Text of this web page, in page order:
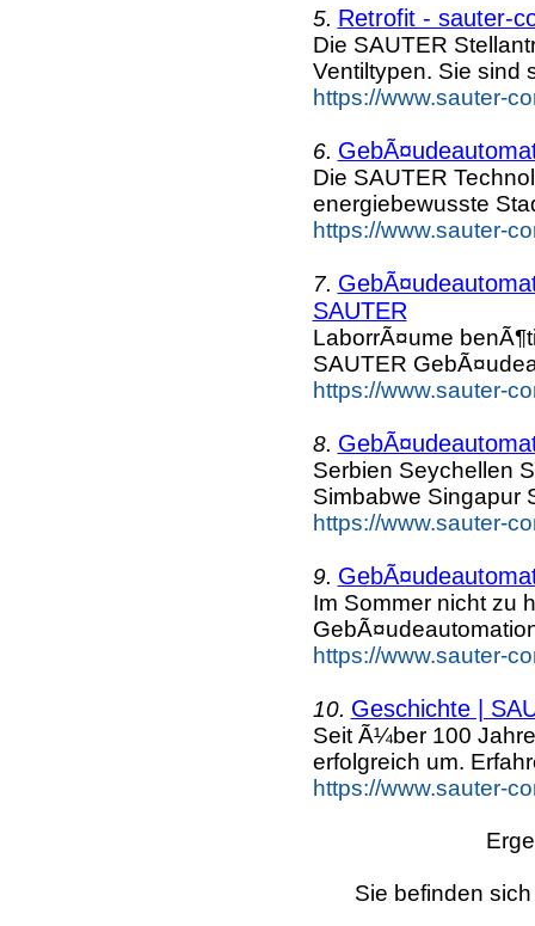
5. Retrofit - sauter-
Die SAUTER
Ventiltypen. Sie sind
https://www.sauter-
6.
Die SAUTER
energiebewusste
https://www.sauter-
7.
SAUTER
LaborrÃ¤ume
SAUTER
https://www.sauter-
8.
Serbien Seychellen
Simbabwe Singapur
https://www.sauter-
9.
Im Sommer nicht zu
https://www.sauter-
10. Geschichte |
Seit Ã¼ber 100
erfolgreich um.
https://www.sauter-
Sie befinden